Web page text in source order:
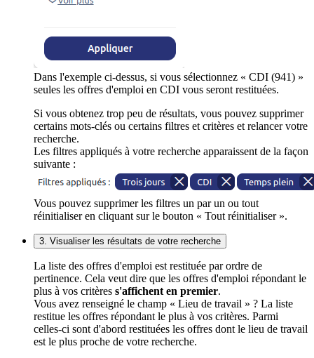
Dans l'exemple ci-dessus, si vous sélectionnez « CDI (941) »
seules les offres d'emploi en CDI vous seront restituées.
Si vous obtenez trop peu de résultats, vous pouvez supprimer
certains mots-clés ou certains filtres et critères et relancer votre
recherche.
Les filtres appliqués à votre recherche apparaissent de la façon
suivante :
Vous pouvez supprimer les filtres un par un ou tout
réinitialiser en cliquant sur le bouton « Tout réinitialiser ».
3. Visualiser les résultats de votre recherche
La liste des offres d'emploi est restituée par ordre de
pertinence. Cela veut dire que les offres d'emploi répondant le
plus à vos critères s'affichent en premier.
Vous avez renseigné le champ « Lieu de travail » ? La liste
restitue les offres répondant le plus à vos critères. Parmi
celles-ci sont d'abord restituées les offres dont le lieu de travail
est le plus proche de votre recherche.